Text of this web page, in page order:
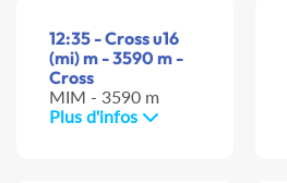
12:35 - Cross u16
(mi) m - 3590 m -
Cross
MIM - 3590 m
Plus d'infos